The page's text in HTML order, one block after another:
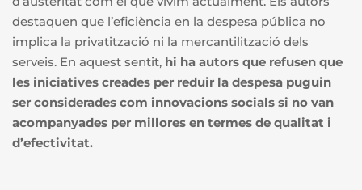
destaquen que l’eficiència en la despesa pública no
implica la privatització ni la mercantilització dels
serveis. En aquest sentit, hi ha autors que refusen que
les iniciatives creades per reduir la despesa puguin
ser considerades com innovacions socials si no van
acompanyades per millores en termes de qualitat i
d’efectivitat.